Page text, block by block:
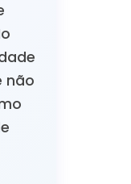
não